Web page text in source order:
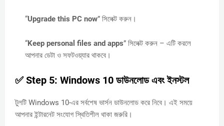
“Upgrade this PC now” সিলেক্ট করুন।
“Keep personal files and apps” সিলেক্ট করুন – এটি করলে
আপনার ডেটা ও সফটওয়্যার থাকবে।
✅ Step 5: Windows 10 ডাউনলোড এবং ইনস্টল
টুলটি Windows 10-এর সর্বশেষ ভার্সন ডাউনলোড করে নিবে। এই সময়ে
আপনার ইন্টারনেট সংযোগ স্থিতিশীল থাকা জরুরি।